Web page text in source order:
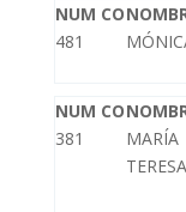
NUM
481
NUM
381
MARÍA
TERESA